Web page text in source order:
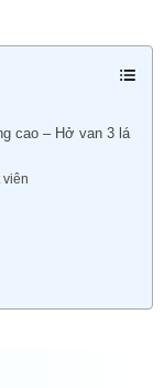
cao – Hở van 3 lá
viên